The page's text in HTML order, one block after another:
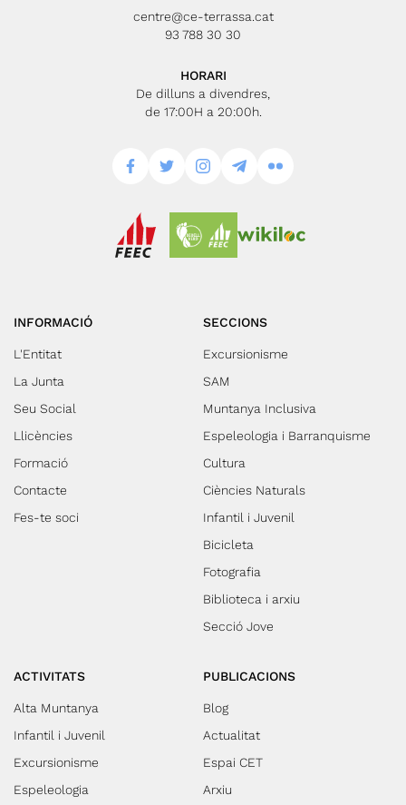
centre@ce-terrassa.cat
93 788 30 30
HORARI
De dilluns a divendres,
de 17:00H a 20:00h.
INFORMACIÓ
L'Entitat
La Junta
Seu Social
Llicències
Formació
Contacte
Fes-te soci
SECCIONS
Excursionisme
SAM
Muntanya Inclusiva
Espeleologia i Barranquisme
Cultura
Ciències Naturals
Infantil i Juvenil
Bicicleta
Fotografia
Biblioteca i arxiu
Secció Jove
ACTIVITATS
Alta Muntanya
Infantil i Juvenil
Excursionisme
Espeleologia
PUBLICACIONS
Blog
Actualitat
Espai CET
Arxiu